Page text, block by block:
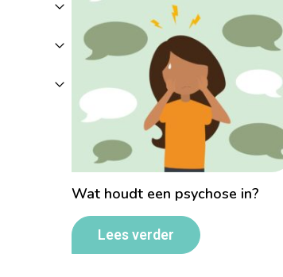
Wat houdt een psychose in?
Lees verder